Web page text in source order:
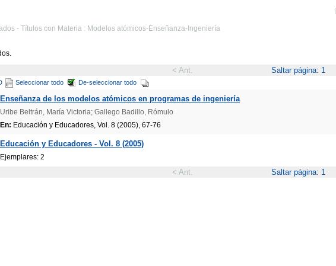
- Títulos con Materia : Modelos atómicos-Enseñanza-Ingeniería
< Ant. Saltar página: 1
Seleccionar todo De-seleccionar todo
Enseñanza de los modelos atómicos en programas de ingeniería
Uribe Beltrán, María Victoria; Gallego Badillo, Rómulo
En: Educación y Educadores, Vol. 8 (2005), 67-76
Educación y Educadores - Vol. 8 (2005)
Ejemplares: 2
< Ant. Saltar página: 1